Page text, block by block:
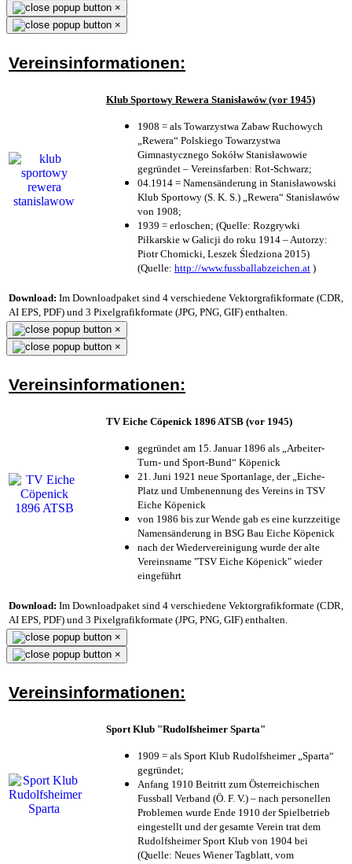
×
×
Vereinsinformationen:
Klub Sportowy Rewera Stanisławów (vor 1945)
1908 = als Towarzystwa Zabaw Ruchowych
„Rewera“ Polskiego Towarzystwa
Gimnastycznego Sokółw Stanisławowie
gegründet – Vereinsfarben: Rot-Schwarz;
04.1914 = Namensänderung in Stanisławowski
Klub Sportowy (S. K. S.) „Rewera“ Stanisławów
von 1908;
1939 = erloschen; (Quelle: Rozgrywki
Piłkarskie w Galicji do roku 1914 – Autorzy:
Piotr Chomicki, Leszek Śledziona 2015)
(Quelle: http://www.fussballabzeichen.at )
Download: Im Downloadpaket sind 4 verschiedene Vektorgrafikformate (CDR,
AI EPS, PDF) und 3 Pixelgrafikformate (JPG, PNG, GIF) enthalten.
×
×
Vereinsinformationen:
TV Eiche Cöpenick 1896 ATSB (vor 1945)
gegründet am 15. Januar 1896 als „Arbeiter-
Turn- und Sport-Bund“ Köpenick
21. Juni 1921 neue Sportanlage, der „Eiche-
Platz und Umbenennung des Vereins in TSV
Eiche Köpenick
von 1986 bis zur Wende gab es eine kurzzeitige
Namensänderung in BSG Bau Eiche Köpenick
nach der Wiedervereinigung wurde der alte
Vereinsname "TSV Eiche Köpenick" wieder
eingeführt
Download: Im Downloadpaket sind 4 verschiedene Vektorgrafikformate (CDR,
AI EPS, PDF) und 3 Pixelgrafikformate (JPG, PNG, GIF) enthalten.
×
×
Vereinsinformationen:
Sport Klub "Rudolfsheimer Sparta"
1909 = als Sport Klub Rudolfsheimer „Sparta“
gegründet;
Anfang 1910 Beitritt zum Österreichischen
Fussball Verband (Ö. F. V.) – nach personellen
Problemen wurde Ende 1910 der Spielbetrieb
eingestellt und der gesamte Verein trat dem
Rudolfsheimer Sport Klub von 1904 bei
(Quelle: Neues Wiener Tagblatt, vom